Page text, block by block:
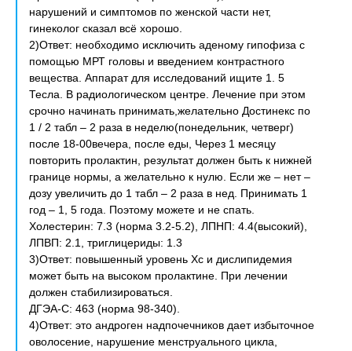
нарушений и симптомов по женской части нет,
гинеколог сказал всё хорошо.
2)Ответ: необходимо исключить аденому гипофиза с
помощью МРТ головы и введением контрастного
вещества. Аппарат для исследований ищите 1. 5
Тесла. В радиологическом центре. Лечение при этом
срочно начинать принимать,желательно Достинекс по
1 / 2 табл – 2 раза в неделю(понедельник, четверг)
после 18-00вечера, после еды, Через 1 месяцу
повторить пролактин, результат должен быть к нижней
границе нормы, а желательно к нулю. Если же – нет –
дозу увеличить до 1 табл – 2 раза в нед. Принимать 1
год – 1, 5 года. Поэтому можете и не спать.
Холестерин: 7.3 (норма 3.2-5.2), ЛПНП: 4.4(высокий),
ЛПВП: 2.1, триглицериды: 1.3
3)Ответ: повышенный уровень Хс и дислипидемия
может быть на высоком пролактине. При лечении
должен стабилизироваться.
ДГЭА-С: 463 (норма 98-340).
4)Ответ: это андроген надпочечников дает избыточное
оволосение, нарушение менструального цикла,